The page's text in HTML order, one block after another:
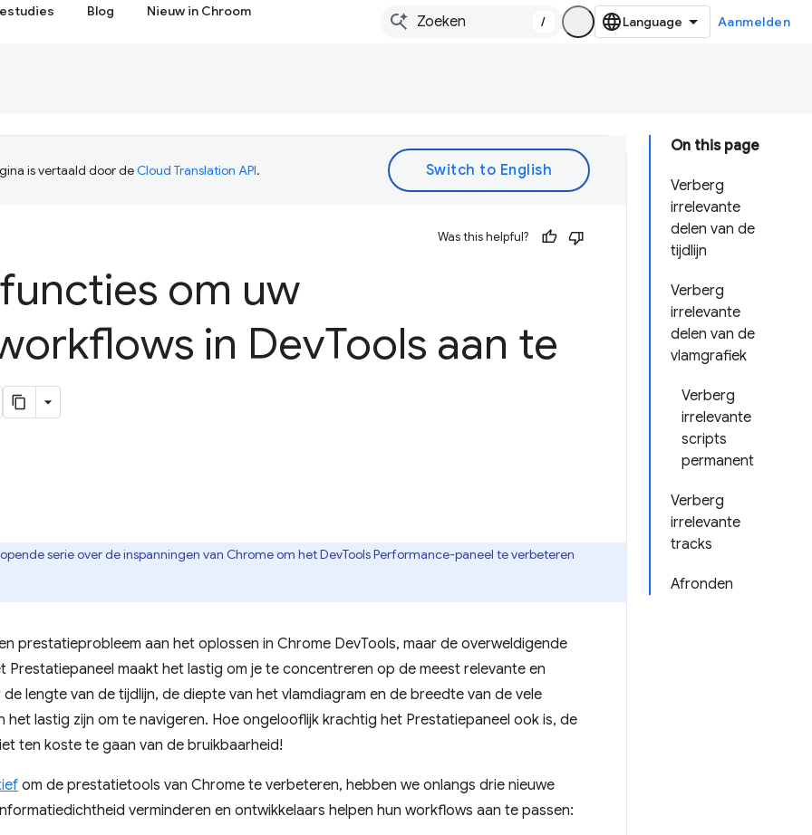
Blog Nieuw in Chroom
/ Aanmelden
On this page
Verberg
irrelevante
delen van de
tijdlijn
Verberg
irrelevante
delen van de
vlamgrafiek
Verberg
irrelevante
scripts
permanent
Verberg
irrelevante
tracks
Afronden
is vertaald door deCloud Translation API.
Was this helpful?
om uw
in DevTools aan te
serie over de inspanningen van Chrome om het DevTools Performance-paneel te verbeteren
prestatieprobleem aan het oplossen in Chrome DevTools, maar de overweldigende
Prestatiepaneel maakt het lastig om je te concentreren op de meest relevante en
lengte van de tijdlijn, de diepte van het vlamdiagram en de breedte van de vele
het lastig zijn om te navigeren. Hoe ongelooflijk krachtig het Prestatiepaneel ook is, de
ten koste te gaan van de bruikbaarheid!
om de prestatietools van Chrome te verbeteren, hebben we onlangs drie nieuwe
verminderen en ontwikkelaars helpen hun workflows aan te passen: